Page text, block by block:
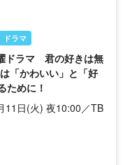
ドラマ
ドラマ 君の好きは無
「かわいい」と「好
ために！
11日(火) 夜10:00／TB